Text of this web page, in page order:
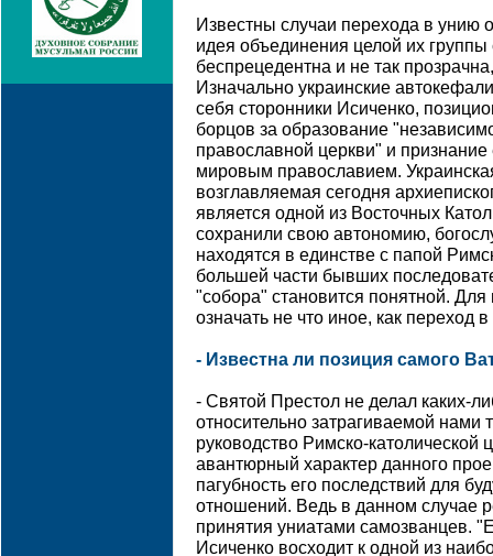
Известны случаи перехода в унию
идея объединения целой их группы
беспрецедентна и не так
Изначально украинские
себя сторонники Исиченко,
борцов за образование
православной церкви" и признание
мировым православием.
возглавляемая сегодня
является одной из Восточных
сохранили свою автономию,
находятся в единстве с папой
большей части бывших
"собора" становится понятной. Для
означать не что иное, как переход в
- Известна ли позиция самого
- Святой Престол не делал каких-
относительно затрагиваемой
руководство Римско-католической
авантюрный характер данного
пагубность его последствий для
отношений. Ведь в данном случае
принятия униатами самозванцев.
Исиченко восходит к одной из